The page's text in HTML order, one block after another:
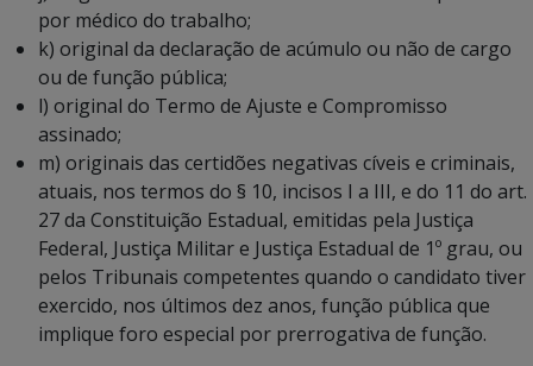
por médico do trabalho;
k) original da declaração de acúmulo ou não de cargo
ou de função pública;
l) original do Termo de Ajuste e Compromisso
assinado;
m) originais das certidões negativas cíveis e criminais,
atuais, nos termos do § 10, incisos I a III, e do 11 do art.
27 da Constituição Estadual, emitidas pela Justiça
Federal, Justiça Militar e Justiça Estadual de 1º grau, ou
pelos Tribunais competentes quando o candidato tiver
exercido, nos últimos dez anos, função pública que
implique foro especial por prerrogativa de função.